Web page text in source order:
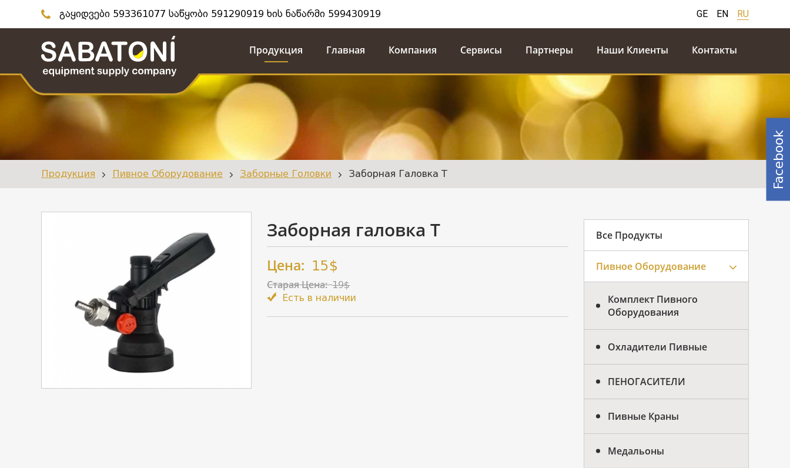
გაყიდვები 593361077 საწყობი 591290919 ხის ნაწარმი 599430919 GE EN RU
Продукция Главная Компания Сервисы Партнеры Наши Клиенты Контакты
Facebook
Продукция Пивное Оборудование Заборные Головки Заборная Галовка T
Заборная галовка T
Цена: 15$
Старая Цена:19$
Есть в наличии
Все Продукты
Пивное Оборудование
Комплект Пивного
Оборудования
Охладители Пивные
ПЕНОГАСИТЕЛИ
Пивные Краны
Медальоны